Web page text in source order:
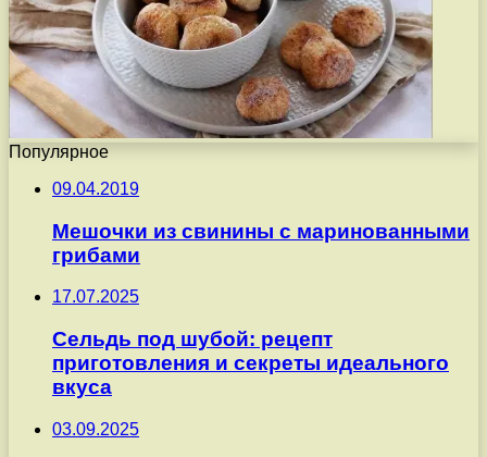
Популярное
09.04.2019
Мешочки из свинины с маринованными
грибами
17.07.2025
Сельдь под шубой: рецепт
приготовления и секреты идеального
вкуса
03.09.2025